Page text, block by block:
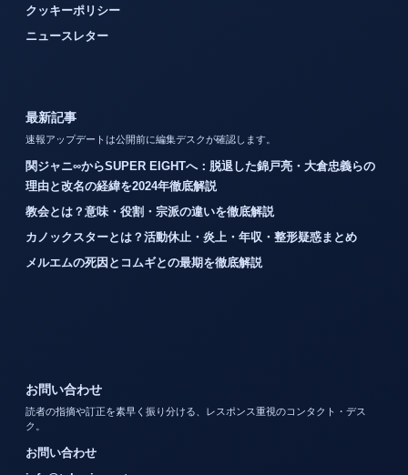
クッキーポリシー
ニュースレター
最新記事
速報アップデートは公開前に編集デスクが確認します。
関ジャニ∞からSUPER EIGHTへ：脱退した錦戸亮・大倉忠義らの
理由と改名の経緯を2024年徹底解説
教会とは？意味・役割・宗派の違いを徹底解説
カノックスターとは？活動休止・炎上・年収・整形疑惑まとめ
メルエムの死因とコムギとの最期を徹底解説
お問い合わせ
読者の指摘や訂正を素早く振り分ける、レスポンス重視のコンタクト・デス
ク。
お問い合わせ